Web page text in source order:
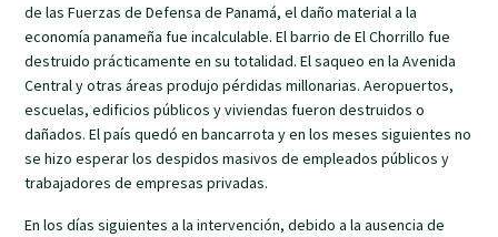
de las Fuerzas de Defensa de Panamá, el daño material a la
economía panameña fue incalculable. El barrio de El Chorrillo fue
destruido prácticamente en su totalidad. El saqueo en la Avenida
Central y otras áreas produjo pérdidas millonarias. Aeropuertos,
escuelas, edificios públicos y viviendas fueron destruidos o
dañados. El país quedó en bancarrota y en los meses siguientes no
se hizo esperar los despidos masivos de empleados públicos y
trabajadores de empresas privadas.
En los días siguientes a la intervención, debido a la ausencia de